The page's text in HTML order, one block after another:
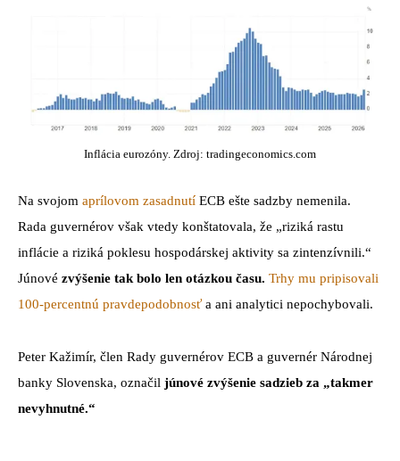
Inflácia eurozóny. Zdroj: tradingeconomics.com
Na svojom aprílovom zasadnutí ECB ešte sadzby nemenila.
Rada guvernérov však vtedy konštatovala, že „riziká rastu
inflácie a riziká poklesu hospodárskej aktivity sa zintenzívnili.“
Júnové zvýšenie tak bolo len otázkou času. Trhy mu pripisovali
100-percentnú pravdepodobnosť a ani analytici nepochybovali.
Peter Kažimír, člen Rady guvernérov ECB a guvernér Národnej
banky Slovenska, označil júnové zvýšenie sadzieb za „takmer
nevyhnutné.“